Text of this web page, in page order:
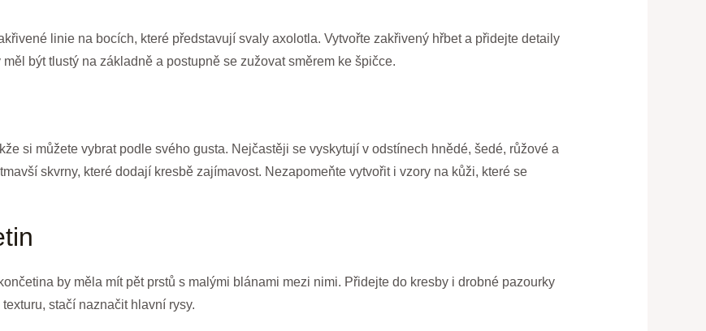
linie na bocích, které představují svaly axolotla. Vytvořte zakřivený hřbet a přidejte detaily
být tlustý na základně a postupně se zužovat směrem ke špičce.
si můžete vybrat podle svého gusta. Nejčastěji se vyskytují v odstínech hnědé, šedé, růžové a
skvrny, které dodají kresbě zajímavost. Nezapomeňte vytvořit i vzory na kůži, které se
by měla mít pět prstů s malými blánami mezi nimi. Přidejte do kresby i drobné pazourky
stačí naznačit hlavní rysy.